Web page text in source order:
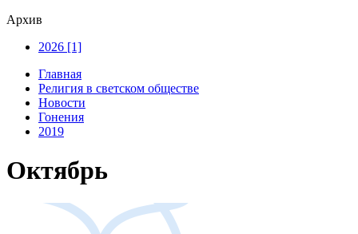
Архив
2026 [1]
Главная
Религия в светском обществе
Новости
Гонения
2019
Октябрь